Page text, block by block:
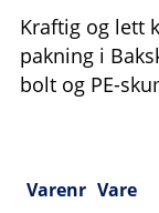
Kraftig og lett
pakning i
bolt og PE-
Varenr Vare